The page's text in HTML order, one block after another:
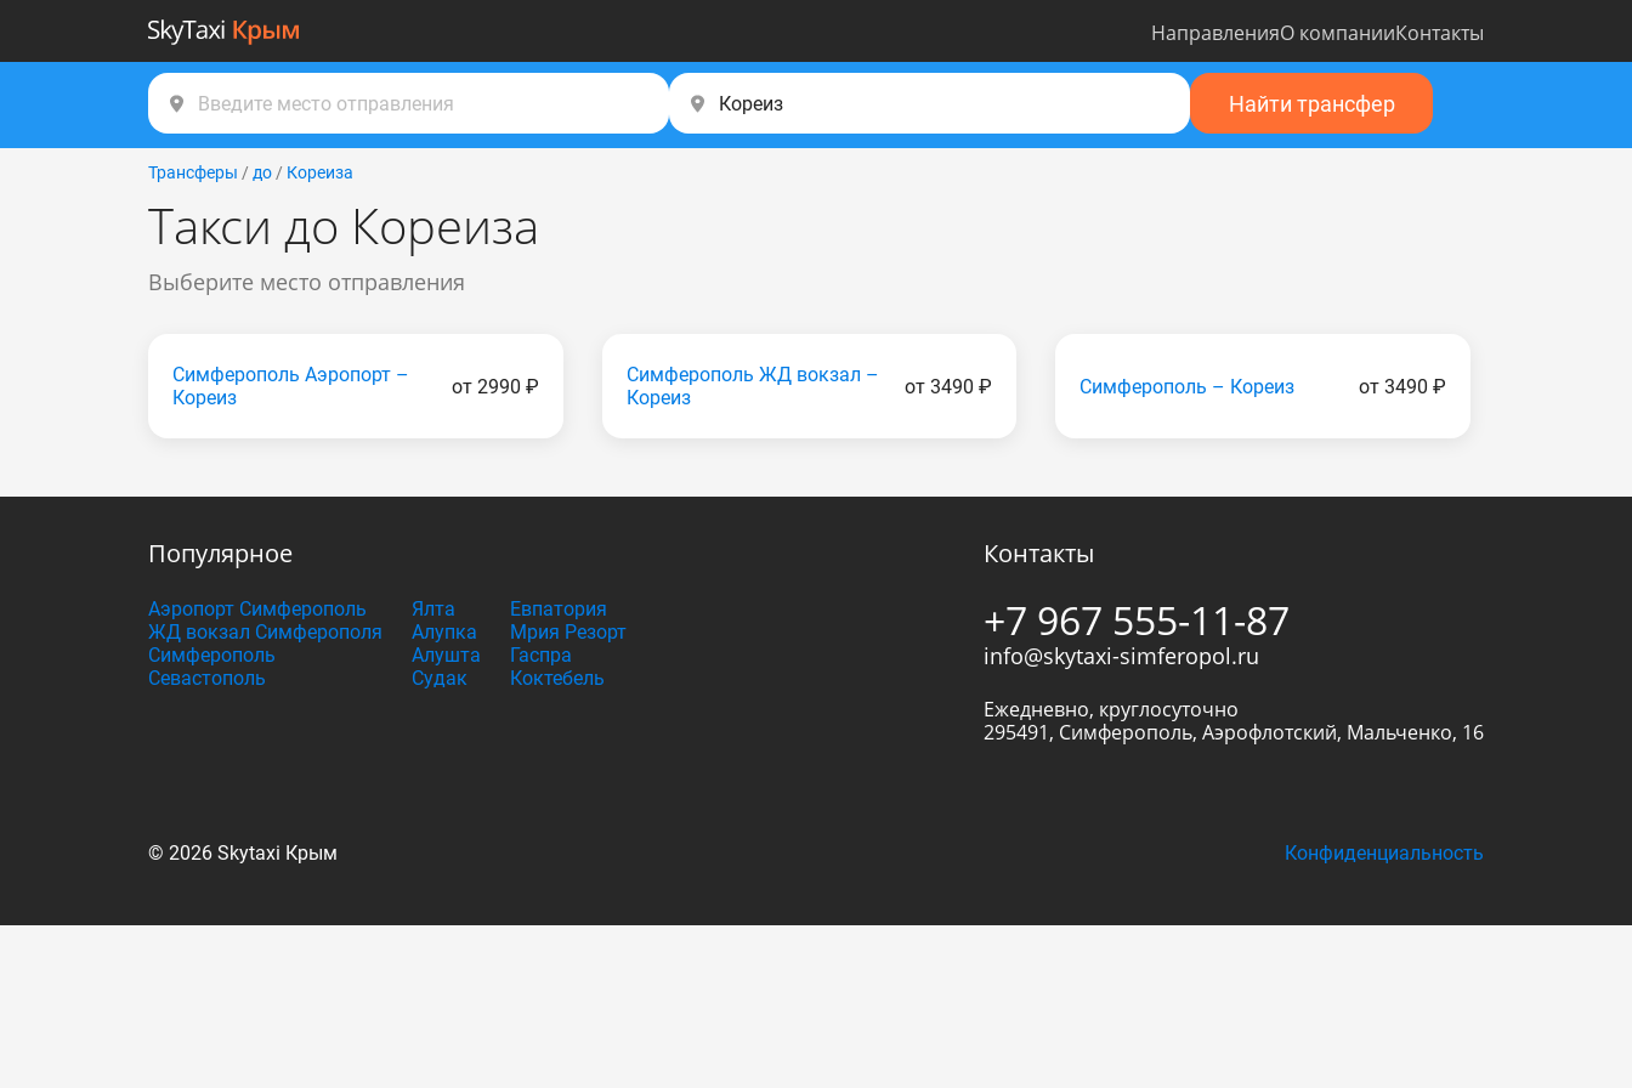
НаправленияО компанииКонтакты
Найти трансфер
Трансферы / до / Кореиза
Такси до Кореиза
Выберите место отправления
Симферополь Аэропорт –
Кореиз
от 2990 ₽
Симферополь ЖД вокзал –
Кореиз
от 3490 ₽ Симферополь – Кореиз от 3490 ₽
Популярное
Аэропорт Симферополь
ЖД вокзал Симферополя
Симферополь
Севастополь
Ялта
Алупка
Алушта
Судак
Евпатория
Мрия Резорт
Гаспра
Коктебель
Контакты
+7 967 555-11-87
info@skytaxi-simferopol.ru
Ежедневно, круглосуточно
295491, Симферополь, Аэрофлотский, Мальченко, 16
© 2026 Skytaxi Крым Конфиденциальность